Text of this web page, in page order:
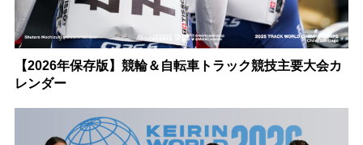
【2026年保存版】競輪＆自転車トラック競技主要大会カ
レンダー